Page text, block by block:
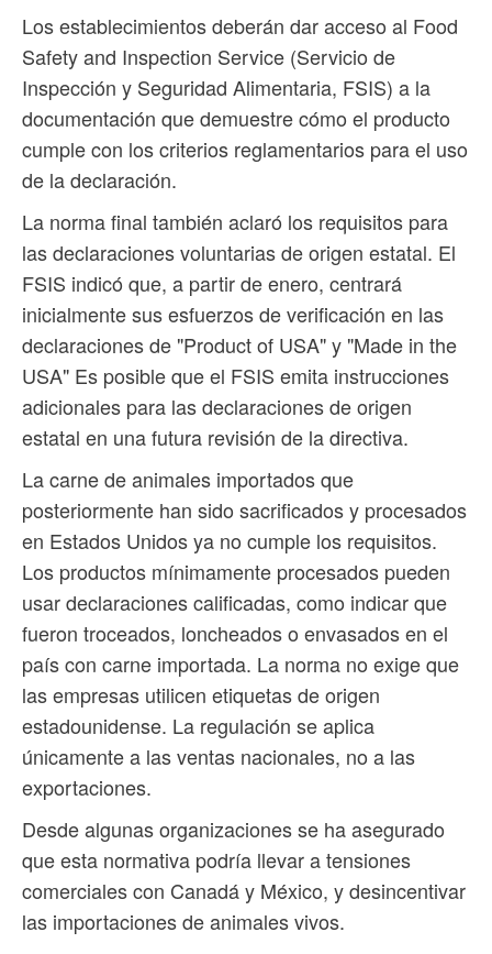
Los establecimientos deberán dar acceso al Food
Safety and Inspection Service (Servicio de
Inspección y Seguridad Alimentaria, FSIS) a la
documentación que demuestre cómo el producto
cumple con los criterios reglamentarios para el uso
de la declaración.
La norma final también aclaró los requisitos para
las declaraciones voluntarias de origen estatal. El
FSIS indicó que, a partir de enero, centrará
inicialmente sus esfuerzos de verificación en las
declaraciones de "Product of USA" y "Made in the
USA" Es posible que el FSIS emita instrucciones
adicionales para las declaraciones de origen
estatal en una futura revisión de la directiva.
La carne de animales importados que
posteriormente han sido sacrificados y procesados
en Estados Unidos ya no cumple los requisitos.
Los productos mínimamente procesados ​​pueden
usar declaraciones calificadas, como indicar que
fueron troceados, loncheados o envasados ​​en el
país con carne importada. La norma no exige que
las empresas utilicen etiquetas de origen
estadounidense. La regulación se aplica
únicamente a las ventas nacionales, no a las
exportaciones.
Desde algunas organizaciones se ha asegurado
que esta normativa podría llevar a tensiones
comerciales con Canadá y México, y desincentivar
las importaciones de animales vivos.